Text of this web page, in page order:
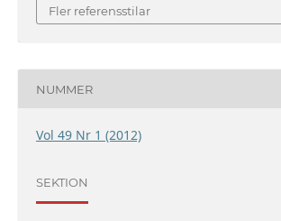
Fler referensstilar
NUMMER
Vol 49 Nr 1 (2012)
SEKTION